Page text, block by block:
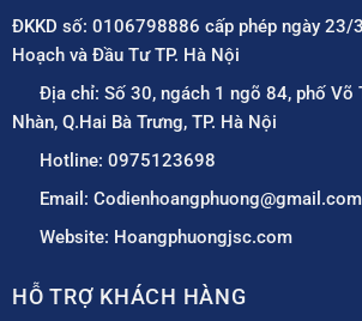
ĐKKD số: 0106798886 cấp phép ngày 23/
Hoạch và Đầu Tư TP. Hà Nội
Địa chỉ: Số 30, ngách 1 ngõ 84, phố Võ
Nhàn, Q.Hai Bà Trưng, TP. Hà Nội
Hotline: 0975123698
Email: Codienhoangphuong@gmail.com
Website: Hoangphuongjsc.com
HỖ TRỢ KHÁCH HÀNG